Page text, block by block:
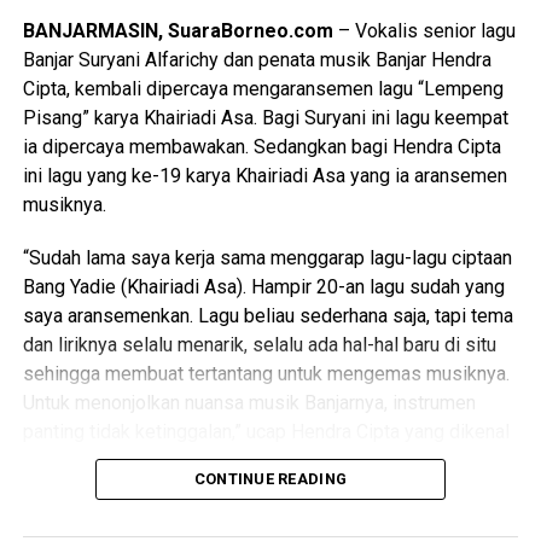
ribuan responden dari pengguna layanan maupun
masyarakat pada umumnya.
Acara Sosialisasi dan _Entry Meeting_ dibuka secara
resmi oleh Anggota Ombudsman RI sekaligus Koordinator
Wilayah Ombudsman Kalsel, Syafrida Rachmawati
Rasahan. Dalam sambutannya, Syafrida menyampaikan
bahwa penilaian maladministrasi merupakan instrumen
strategis yang objektif, independen dan berbasis potensi
maladministrasi. “Pelaksanaan penilaian ini harus dimaknai
sebagai momentum yang tepat untuk memperkuat
kepatuhan, manajemen risiko dan budaya pelayanan publik.
Semua pihak wajib berkomitmen menjaga integritas dan
meningkatkan kompetensi agar masyarakat puas dan
yang patut diatensi dan ditindaklanjuti, serta ada aspek-
aspek positif atau kekuatan yang perlu terus dipertahankan
dan ditingkatkan, seperti hadirnya layanan yang lebih
BANJARMASIN, SuaraBorneo.com – Vokalis senior lagu
Banjar Suryani Alfarichy dan penata musik Banjar Hendra
Cipta, kembali dipercaya mengaransemen lagu “Lempeng
Pisang” karya Khairiadi Asa. Bagi Suryani ini lagu keempat
ia dipercaya membawakan. Sedangkan bagi Hendra Cipta
ini lagu yang ke-19 karya Khairiadi Asa yang ia aransemen
musiknya.
“Sudah lama saya kerja sama menggarap lagu-lagu ciptaan
Bang Yadie (Khairiadi Asa). Hampir 20-an lagu sudah yang
saya aransemenkan. Lagu beliau sederhana saja, tapi tema
dan liriknya selalu menarik, selalu ada hal-hal baru di situ
sehingga membuat tertantang untuk mengemas musiknya.
Untuk menonjolkan nuansa musik Banjarnya, instrumen
sebagai pimpinan grup musik panting Balahindang.
CONTINUE READING